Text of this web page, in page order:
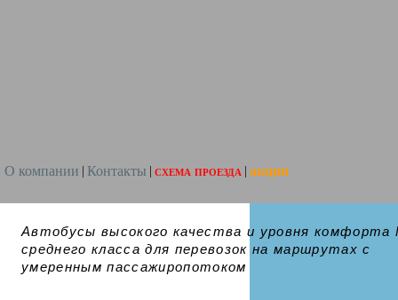
О компании Контакты схема проезда акции
Автобусы высокого качества и уровня комфорта
среднего класса для перевозок на маршрутах с
умеренным пассажиропотоком